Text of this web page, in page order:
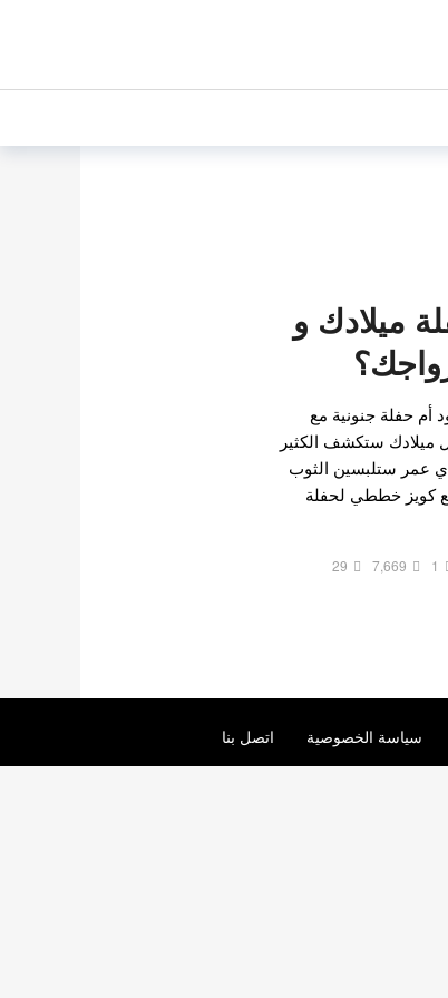
ميلادك و
أم حفلة جنونية مع
ميلادك ستكشف الكثير
عمر ستلبسين الثوب
كويز خططي لحفلة
1
7,669
29
سياسة الخصوصية اتصل بنا